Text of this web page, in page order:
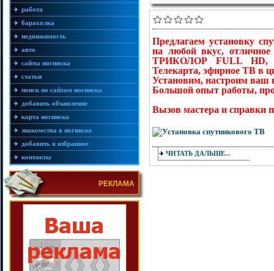
работа
барахолка
недвижимость
авто
сайты ногинска
статьи
поиск по сайтам ногинска
добавить объявление
карта ногинска
знакомства в ногинске
добавить в избранное
контакты
РЕКЛАМА
Предлагаем установку
на любой вкус,
ТРИКОЛОР FULL HD,
Телекарта, эфирное ТВ в
Установим, настроим ваш
Большой опыт работы,
Вызов мастера и справки
ЧИТАТЬ ДАЛЬШЕ...